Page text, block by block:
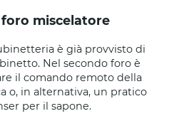
foro miscelatore
è già provvisto di
Nel secondo foro è
il comando remoto della
o, in alternativa, un pratico
per il sapone.